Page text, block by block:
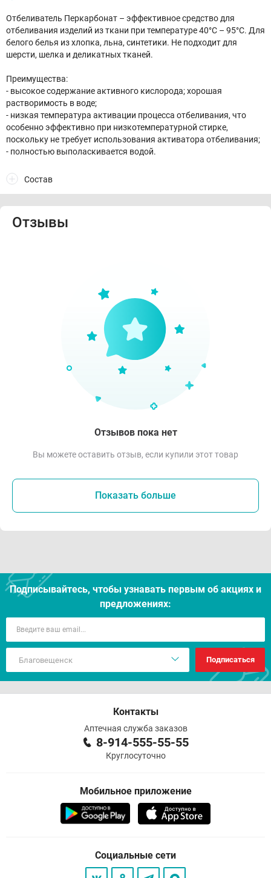
Отбеливатель Перкарбонат – эффективное средство для
отбеливания изделий из ткани при температуре 40°С – 95°С. Для
белого белья из хлопка, льна, синтетики. Не подходит для
шерсти, шелка и деликатных тканей.
Преимущества:
- высокое содержание активного кислорода; хорошая
растворимость в воде;
- низкая температура активации процесса отбеливания, что
особенно эффективно при низкотемпературной стирке,
поскольку не требует использования активатора отбеливания;
- полностью выполаскивается водой.
Состав
Отзывы
Отзывов пока нет
Вы можете оставить отзыв, если купили этот товар
Показать больше
Подписывайтесь, чтобы узнавать первым об акцияx и
предложениях:
Подписаться
Контакты
Аптечная служба заказов
8-914-555-55-55
Круглосуточно
Мобильное приложение
Социальные сети